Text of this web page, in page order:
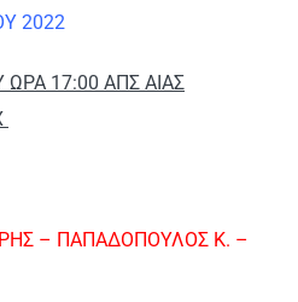
2022
17:00 ΑΠΣ ΑΙΑΣ
– ΠΑΠΑΔΟΠΟΥΛΟΣ Κ. –